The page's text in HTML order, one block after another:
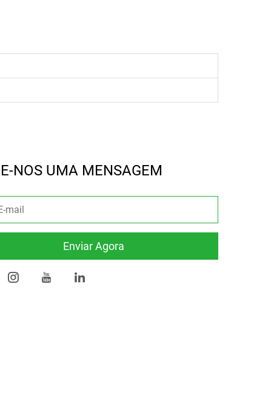
NOS UMA MENSAGEM
Enviar Agora